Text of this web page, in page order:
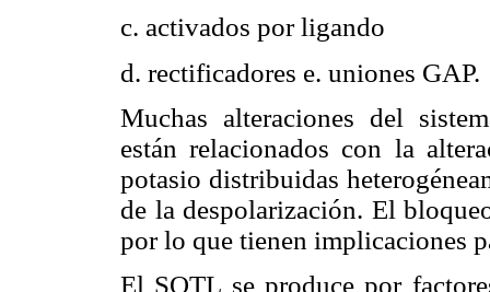
c. activados por ligando
d. rectificadores e. uniones GAP.
Muchas alteraciones del
están relacionados con la
potasio distribuidas
de la despolarización. El
por lo que tienen implicaciones
El SQTL se produce por